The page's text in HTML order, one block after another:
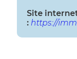
Site
: https://